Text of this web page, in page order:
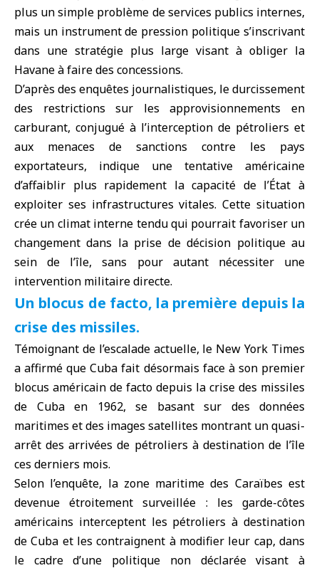
plus un simple problème de services publics internes,
mais un instrument de pression politique s’inscrivant
dans une stratégie plus large visant à obliger la
Havane à faire des concessions.
D’après des enquêtes journalistiques, le durcissement
des restrictions sur les approvisionnements en
carburant, conjugué à l’interception de pétroliers et
aux menaces de sanctions contre les pays
exportateurs, indique une tentative américaine
d’affaiblir plus rapidement la capacité de l’État à
exploiter ses infrastructures vitales. Cette situation
crée un climat interne tendu qui pourrait favoriser un
changement dans la prise de décision politique au
sein de l’île, sans pour autant nécessiter une
intervention militaire directe.
Un blocus de facto, la première depuis la
crise des missiles.
Témoignant de l’escalade actuelle, le New York Times
a affirmé que Cuba fait désormais face à son premier
blocus américain de facto depuis la crise des missiles
de Cuba en 1962, se basant sur des données
maritimes et des images satellites montrant un quasi-
arrêt des arrivées de pétroliers à destination de l’île
ces derniers mois.
Selon l’enquête, la zone maritime des Caraïbes est
devenue étroitement surveillée : les garde-côtes
américains interceptent les pétroliers à destination
de Cuba et les contraignent à modifier leur cap, dans
le cadre d’une politique non déclarée visant à